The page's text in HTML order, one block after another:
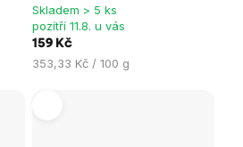
5,0
z
Skladem > 5 ks
pozítří 11.8. u vás
159 Kč
Měrná
353,33 Kč / 100 g